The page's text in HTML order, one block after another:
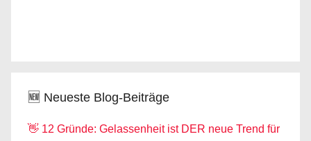
🆕 Neueste Blog-Beiträge
👋 12 Gründe: Gelassenheit ist DER neue Trend für